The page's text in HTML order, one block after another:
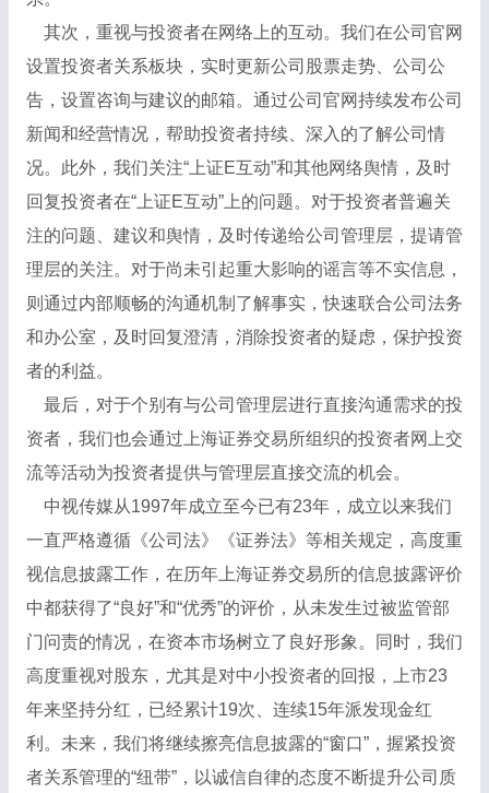
其次，重视与投资者在网络上的互动。我们在公司官网
设置投资者关系板块，实时更新公司股票走势、公司公
告，设置咨询与建议的邮箱。通过公司官网持续发布公司
新闻和经营情况，帮助投资者持续、深入的了解公司情
况。此外，我们关注“上证E互动”和其他网络舆情，及时
回复投资者在“上证E互动”上的问题。对于投资者普遍关
注的问题、建议和舆情，及时传递给公司管理层，提请管
理层的关注。对于尚未引起重大影响的谣言等不实信息，
则通过内部顺畅的沟通机制了解事实，快速联合公司法务
和办公室，及时回复澄清，消除投资者的疑虑，保护投资
者的利益。
最后，对于个别有与公司管理层进行直接沟通需求的投
资者，我们也会通过上海证券交易所组织的投资者网上交
流等活动为投资者提供与管理层直接交流的机会。
中视传媒从1997年成立至今已有23年，成立以来我们
一直严格遵循《公司法》《证券法》等相关规定，高度重
视信息披露工作，在历年上海证券交易所的信息披露评价
中都获得了“良好”和“优秀”的评价，从未发生过被监管部
门问责的情况，在资本市场树立了良好形象。同时，我们
高度重视对股东，尤其是对中小投资者的回报，上市23
年来坚持分红，已经累计19次、连续15年派发现金红
利。未来，我们将继续擦亮信息披露的“窗口”，握紧投资
者关系管理的“纽带”，以诚信自律的态度不断提升公司质